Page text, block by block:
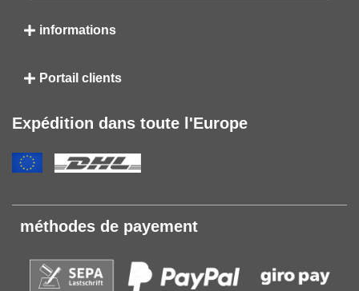
informations
Portail clients
Expédition dans toute l'Europe
méthodes de payement